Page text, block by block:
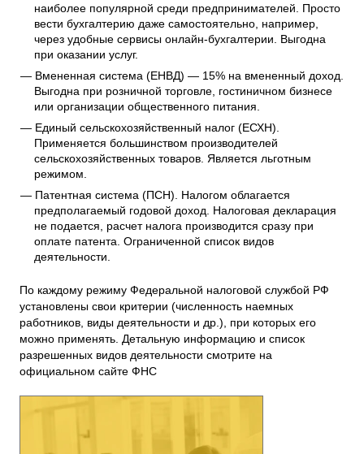
наиболее популярной среди предпринимателей. Просто
вести бухгалтерию даже самостоятельно, например,
через удобные сервисы онлайн-бухгалтерии. Выгодна
при оказании услуг.
Вмененная система (ЕНВД) — 15% на вмененный доход.
Выгодна при розничной торговле, гостиничном бизнесе
или организации общественного питания.
Единый сельскохозяйственный налог (ЕСХН).
Применяется большинством производителей
сельскохозяйственных товаров. Является льготным
режимом.
Патентная система (ПСН). Налогом облагается
предполагаемый годовой доход. Налоговая декларация
не подается, расчет налога производится сразу при
оплате патента. Ограниченной список видов
деятельности.
По каждому режиму Федеральной налоговой службой РФ
установлены свои критерии (численность наемных
работников, виды деятельности и др.), при которых его
можно применять. Детальную информацию и список
разрешенных видов деятельности смотрите на
официальном сайте ФНС